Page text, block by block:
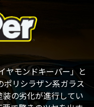
ヤモンドキーパー」と
ポリシラザン系ガラス
の劣化が進行してい